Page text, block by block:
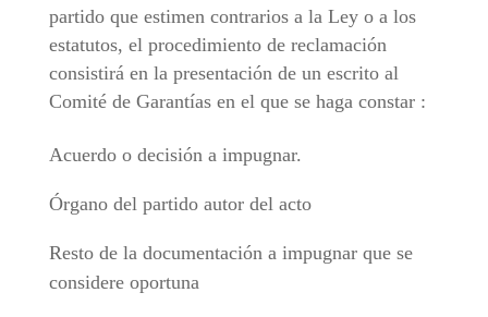
partido que estimen contrarios a la Ley o a los
estatutos, el procedimiento de reclamación
consistirá en la presentación de un escrito al
Comité de Garantías en el que se haga constar :
Acuerdo o decisión a impugnar.
Órgano del partido autor del acto
Resto de la documentación a impugnar que se
considere oportuna